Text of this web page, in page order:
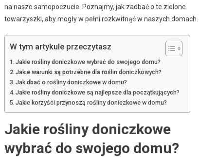
na nasze samopoczucie. Poznajmy, jak zadbać o te zielone
towarzyszki, aby mogły w pełni rozkwitnąć w naszych domach.
W tym artykule przeczytasz
Jakie rośliny doniczkowe wybrać do swojego domu?
Jakie warunki są potrzebne dla roślin doniczkowych?
Jak dbać o rośliny doniczkowe w domu?
Jakie rośliny doniczkowe są najlepsze dla początkujących?
Jakie korzyści przynoszą rośliny doniczkowe w domu?
Jakie rośliny doniczkowe
wybrać do swojego domu?